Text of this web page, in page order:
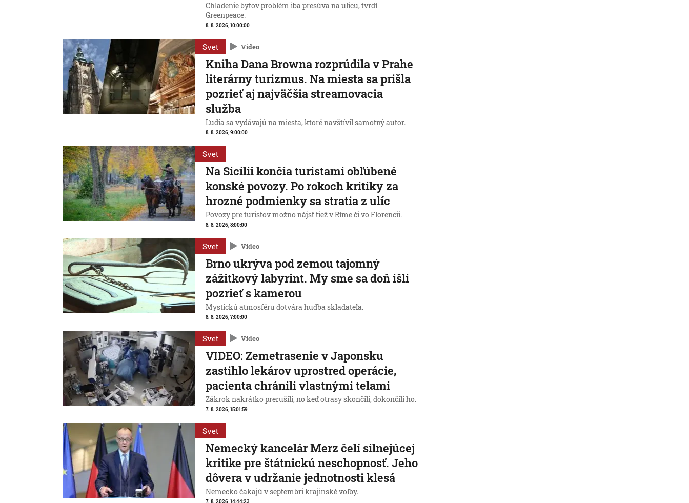
Chladenie bytov problém iba presúva na ulicu, tvrdí
Greenpeace.
8. 8. 2026, 10:00:00
Svet Video
Kniha Dana Browna rozprúdila v Prahe
literárny turizmus. Na miesta sa prišla
pozrieť aj najväčšia streamovacia
služba
Ľudia sa vydávajú na miesta, ktoré navštívil samotný autor.
8. 8. 2026, 9:00:00
Svet
Na Sicílii končia turistami obľúbené
konské povozy. Po rokoch kritiky za
hrozné podmienky sa stratia z ulíc
Povozy pre turistov možno nájsť tiež v Ríme či vo Florencii.
8. 8. 2026, 8:00:00
Svet Video
Brno ukrýva pod zemou tajomný
zážitkový labyrint. My sme sa doň išli
pozrieť s kamerou
Mystickú atmosféru dotvára hudba skladateľa.
8. 8. 2026, 7:00:00
Svet Video
VIDEO: Zemetrasenie v Japonsku
zastihlo lekárov uprostred operácie,
pacienta chránili vlastnými telami
Zákrok nakrátko prerušili, no keď otrasy skončili, dokončili ho.
7. 8. 2026, 15:01:59
Svet
Nemecký kancelár Merz čelí silnejúcej
kritike pre štátnickú neschopnosť. Jeho
dôvera v udržanie jednotnosti klesá
Nemecko čakajú v septembri krajinské voľby.